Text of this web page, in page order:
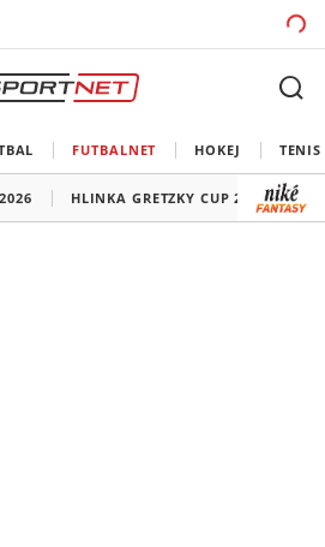
FUTBALNET HOKEJ TENIS
HLINKA GRETZKY CUP 2026